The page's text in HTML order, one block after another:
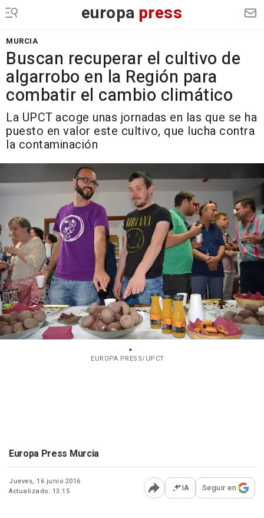
europa press
MURCIA
Buscan recuperar el cultivo de
algarrobo en la Región para
combatir el cambio climático
La UPCT acoge unas jornadas en las que se ha
puesto en valor este cultivo, que lucha contra
la contaminación
EUROPA PRESS/UPCT
Europa Press Murcia
Jueves, 16 junio 2016
Actualizado: 13:15
Abrir opciones para
IA Seguir en